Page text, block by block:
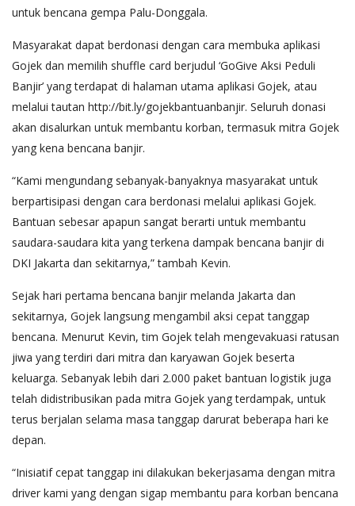
untuk bencana gempa Palu-Donggala.
Masyarakat dapat berdonasi dengan cara membuka aplikasi
Gojek dan memilih shuffle card berjudul ‘GoGive Aksi Peduli
Banjir’ yang terdapat di halaman utama aplikasi Gojek, atau
melalui tautan http://bit.ly/gojekbantuanbanjir. Seluruh donasi
akan disalurkan untuk membantu korban, termasuk mitra Gojek
yang kena bencana banjir.
“Kami mengundang sebanyak-banyaknya masyarakat untuk
berpartisipasi dengan cara berdonasi melalui aplikasi Gojek.
Bantuan sebesar apapun sangat berarti untuk membantu
saudara-saudara kita yang terkena dampak bencana banjir di
DKI Jakarta dan sekitarnya,” tambah Kevin.
Sejak hari pertama bencana banjir melanda Jakarta dan
sekitarnya, Gojek langsung mengambil aksi cepat tanggap
bencana. Menurut Kevin, tim Gojek telah mengevakuasi ratusan
jiwa yang terdiri dari mitra dan karyawan Gojek beserta
keluarga. Sebanyak lebih dari 2.000 paket bantuan logistik juga
telah didistribusikan pada mitra Gojek yang terdampak, untuk
terus berjalan selama masa tanggap darurat beberapa hari ke
depan.
“Inisiatif cepat tanggap ini dilakukan bekerjasama dengan mitra
driver kami yang dengan sigap membantu para korban bencana